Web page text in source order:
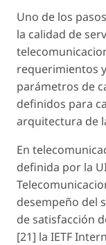
Uno de los
la calidad de
requerimientos
parámetros de
definidos para
arquitectura de
En
definida por la
desempeño del
de satisfacción
[21] la IETF